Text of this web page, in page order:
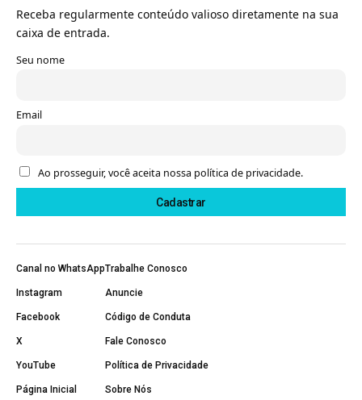
Receba regularmente conteúdo valioso diretamente na sua
caixa de entrada.
Seu nome
Email
Ao prosseguir, você aceita nossa política de privacidade.
Canal no WhatsApp
Instagram
Facebook
X
YouTube
Página Inicial
Trabalhe Conosco
Anuncie
Código de Conduta
Fale Conosco
Política de Privacidade
Sobre Nós